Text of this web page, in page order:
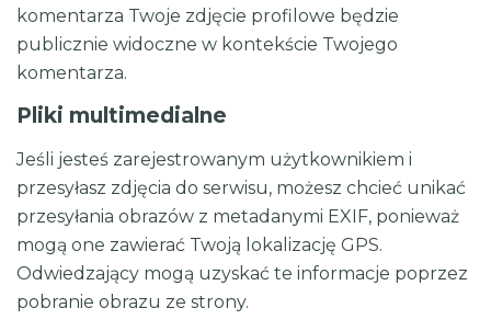
komentarza Twoje zdjęcie profilowe będzie
publicznie widoczne w kontekście Twojego
komentarza.
Pliki multimedialne
Jeśli jesteś zarejestrowanym użytkownikiem i
przesyłasz zdjęcia do serwisu, możesz chcieć unikać
przesyłania obrazów z metadanymi EXIF, ponieważ
mogą one zawierać Twoją lokalizację GPS.
Odwiedzający mogą uzyskać te informacje poprzez
pobranie obrazu ze strony.